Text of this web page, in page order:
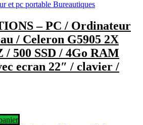
et pc portable Bureautiques
– PC / Ordinateur
/ Celeron G5905 2X
/ 500 SSD / 4Go RAM
ecran 22″ / clavier /